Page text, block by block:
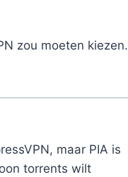
zou moeten kiezen.
maar PIA is
torrents wilt